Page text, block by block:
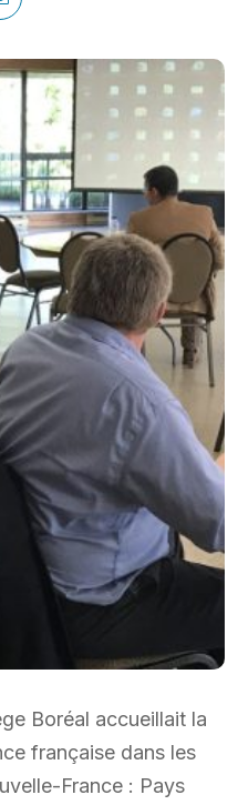
Boréal accueillait la
française dans les
France : Pays